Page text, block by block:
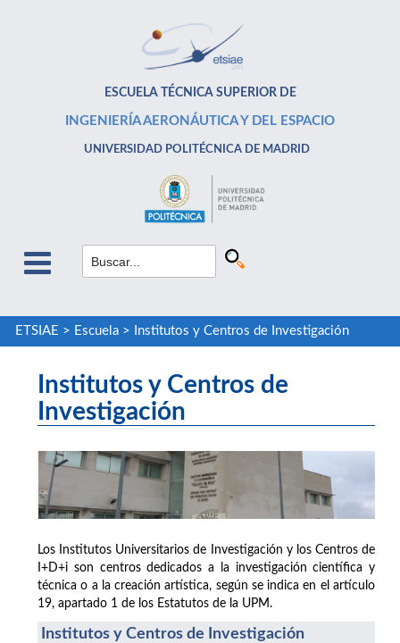
ESCUELA TÉCNICA SUPERIOR DE
INGENIERÍA AERONÁUTICA Y DEL ESPACIO
UNIVERSIDAD POLITÉCNICA DE MADRID
ETSIAE > Escuela> Institutos y Centros de Investigación
Institutos y Centros de
Investigación
Los Institutos Universitarios de Investigación y los Centros de
I+D+i son centros dedicados a la investigación científica y
técnica o a la creación artística, según se indica en el artículo
19, apartado 1 de los Estatutos de la UPM.
Institutos y Centros de Investigación